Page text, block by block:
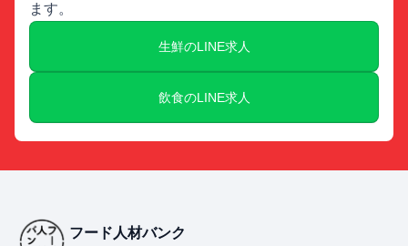
ます。
生鮮のLINE求人
飲食のLINE求人
フード人材バンク